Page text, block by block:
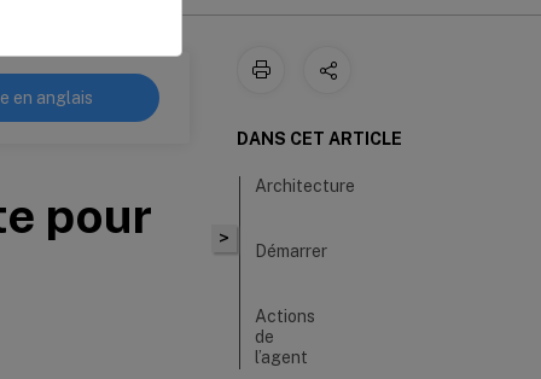
en anglais
pour
>
DANS CET ARTICLE
Architecture
Démarrer
Actions
de
l’agent